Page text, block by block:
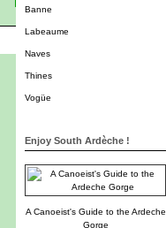
Banne
Labeaume
Naves
Thines
Vogüe
Enjoy South Ardèche !
A Canoeist's Guide to the Ardeche
Gorge